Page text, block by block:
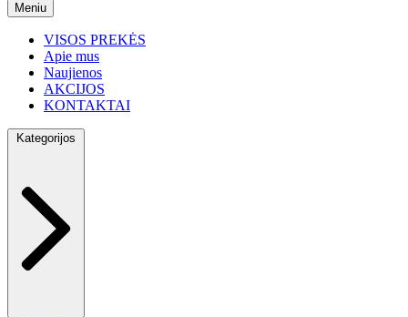
Meniu
VISOS PREKĖS
Apie mus
Naujienos
AKCIJOS
KONTAKTAI
Kategorijos